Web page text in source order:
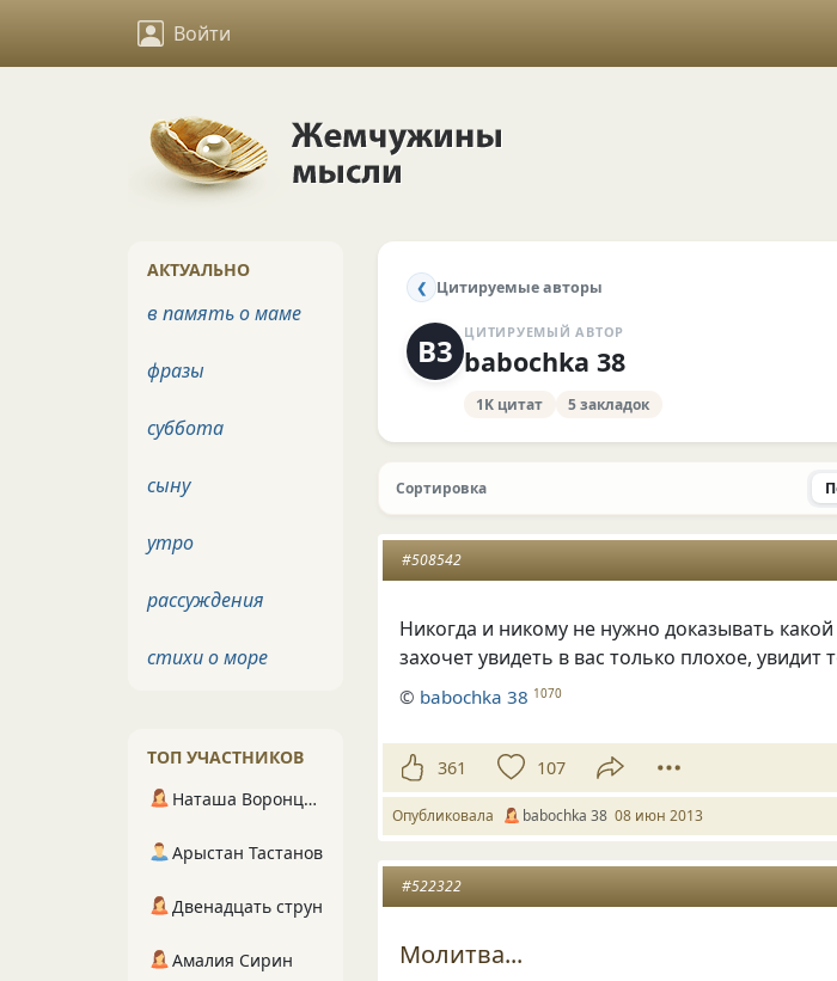
Войти
❮ Цитируемые авторы
B3 ЦИТИРУЕМЫЙ АВТОР
babochka 38
1K цитат 5 закладок
Сортировка
#508542
Никогда и никому не нужно доказывать какой
захочет увидеть в вас только плохое, увидит
© babochka 38 1070
361 107
Опубликовала babochka 38 08 июн 2013
#522322
Молитва...
АКТУАЛЬНО
в память о маме
фразы
суббота
сыну
утро
рассуждения
стихи о море
ТОП УЧАСТНИКОВ
Наташа Воронцова
Арыстан Тастанов
Двенадцать струн
Амалия Сирин